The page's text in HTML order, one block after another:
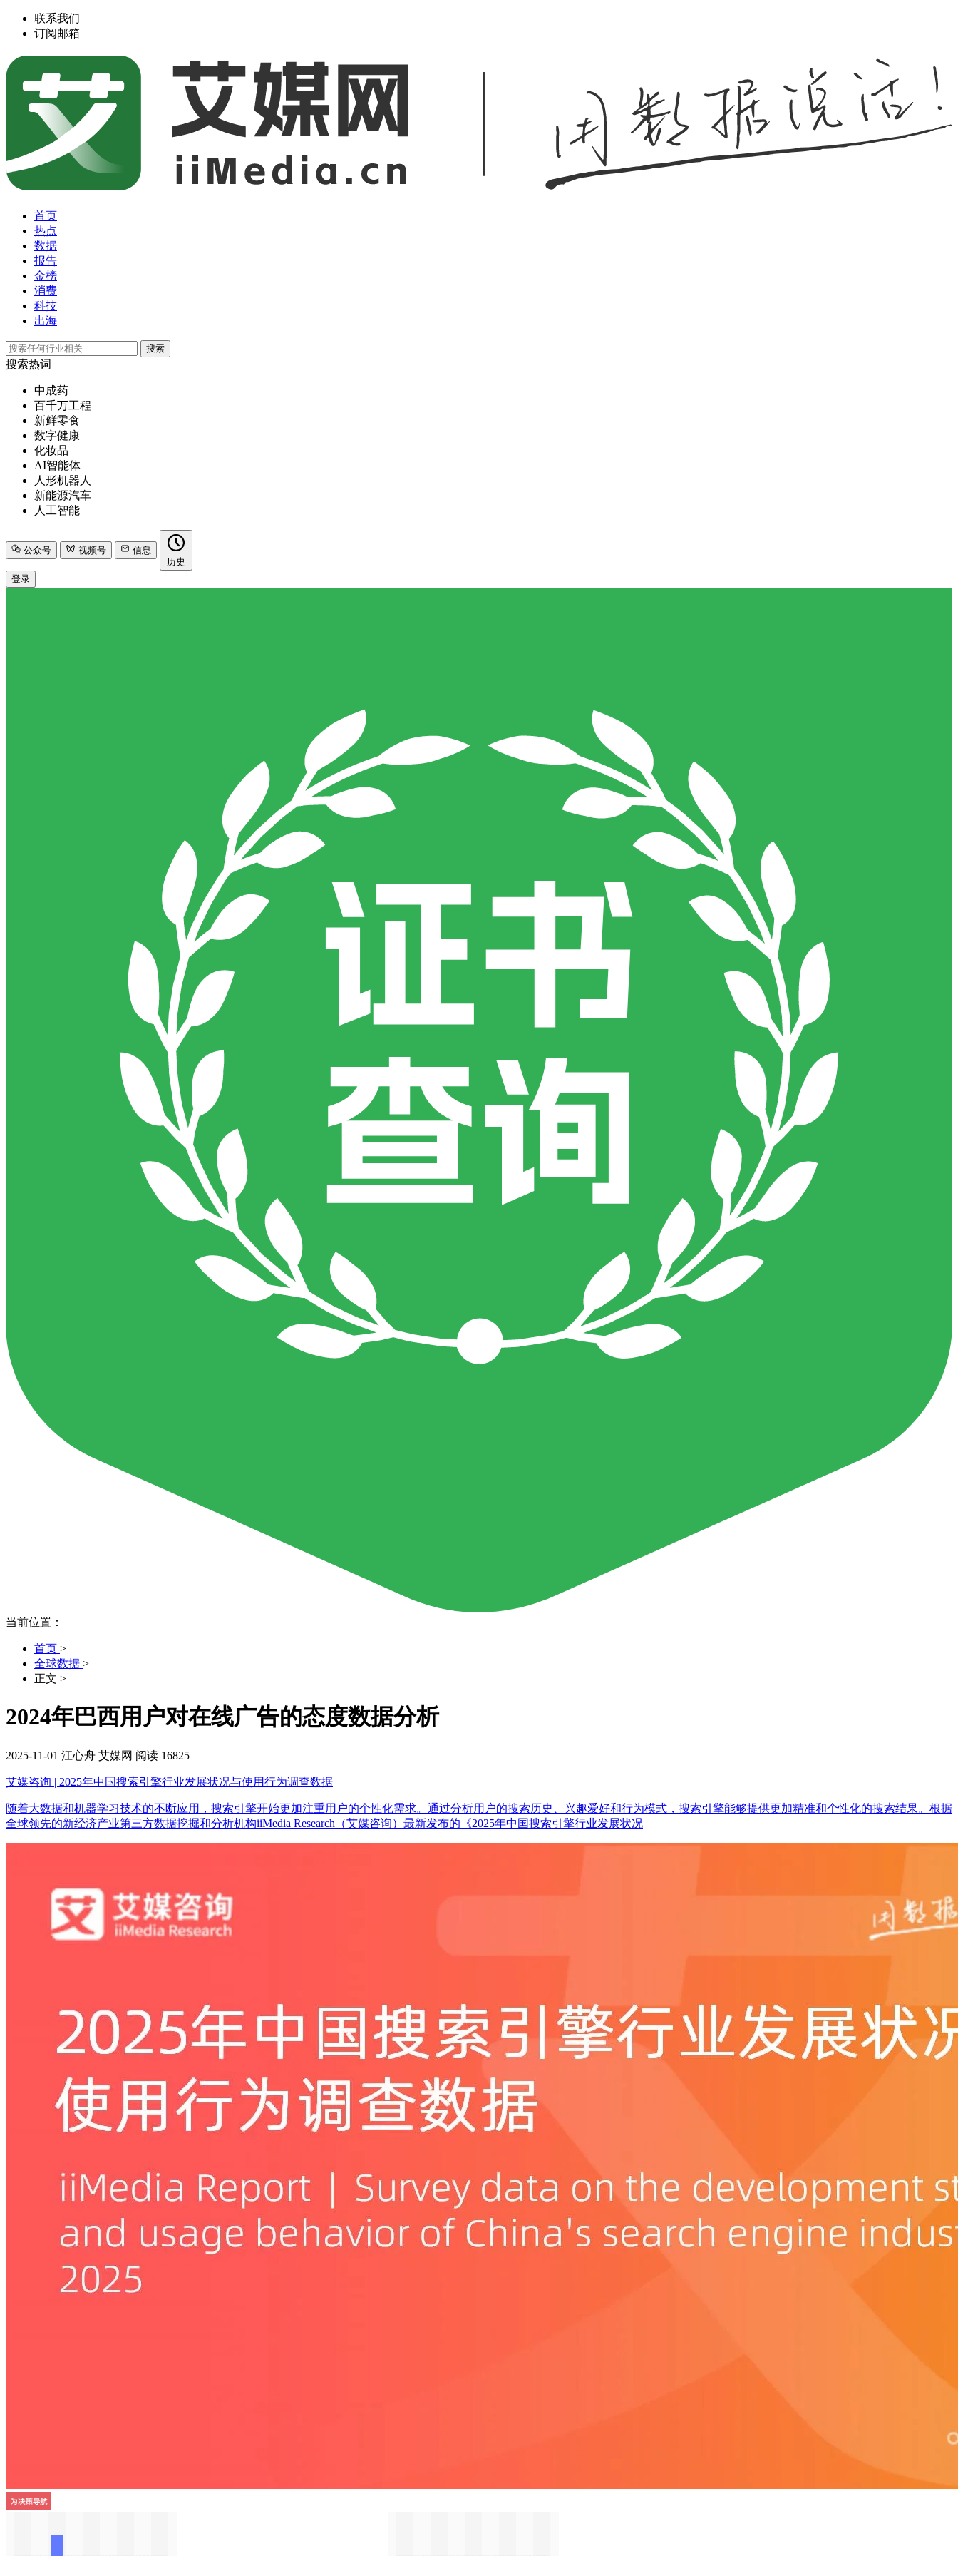
联系我们
订阅邮箱
首页
热点
数据
报告
金榜
消费
科技
出海
搜索
搜索热词
中成药
百千万工程
新鲜零食
数字健康
化妆品
AI智能体
人形机器人
新能源汽车
人工智能
公众号 视频号
信息
历史
登录
当前位置：
首页 >
全球数据 >
正文 >
2024年巴西用户对在线广告的态度数据分析
2025-11-01 江心舟 艾媒网 阅读 16825
艾媒咨询 | 2025年中国搜索引擎行业发展状况与使用行为调查数据
随着大数据和机器学习技术的不断应用，搜索引擎开始更加注重用户的个性化需求。通过分析用户的搜索历史、兴趣爱好和行为模式，搜索引擎能够提供更加精准和个性化的搜索结果。根据
全球领先的新经济产业第三方数据挖掘和分析机构iiMedia Research（艾媒咨询）最新发布的《2025年中国搜索引擎行业发展状况